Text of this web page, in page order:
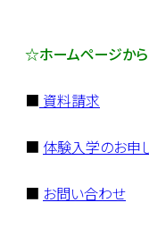
☆ホームページか
■ 資料請求
■ 体験入学のお申
■ お問い合わせ